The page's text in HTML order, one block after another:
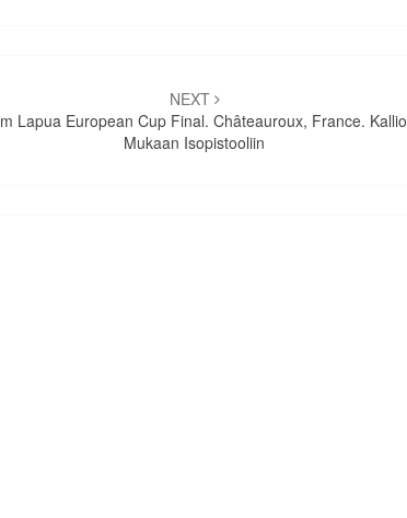
NEXT
Lapua European Cup Final. Châteauroux, France. Kallio
Mukaan Isopistooliin